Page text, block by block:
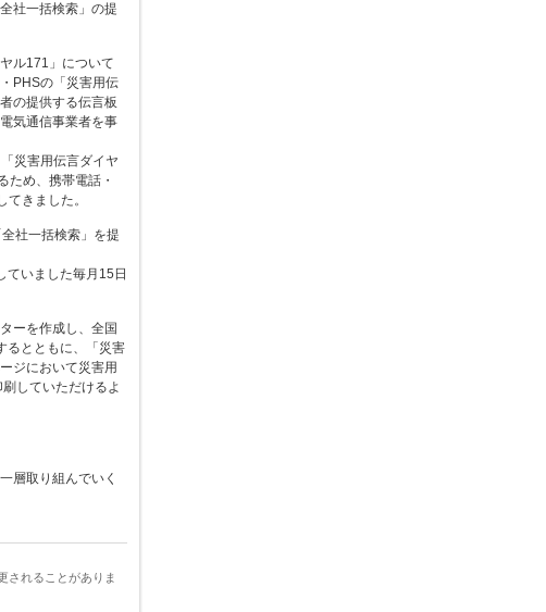
社一括検索」の提
ル171」について
PHSの「災害用伝
の提供する伝言板
気通信事業者を事
災害用伝言ダイヤ
ため、携帯電話・
きました。
社一括検索」を提
ていました毎月15日
ーを作成し、全国
るとともに、「災害
ジにおいて災害用
していただけるよ
層取り組んでいく
されることがありま